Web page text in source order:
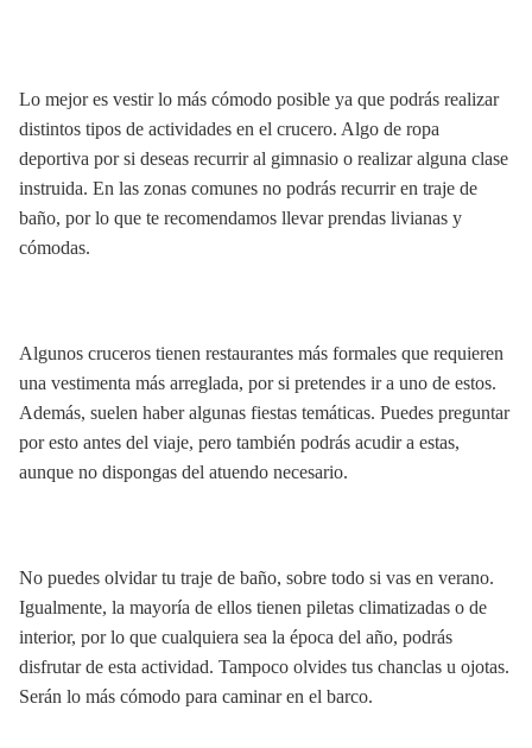
Lo mejor es vestir lo más cómodo posible ya que podrás realizar
distintos tipos de actividades en el crucero. Algo de ropa
deportiva por si deseas recurrir al gimnasio o realizar alguna clase
instruida. En las zonas comunes no podrás recurrir en traje de
baño, por lo que te recomendamos llevar prendas livianas y
cómodas.
Algunos cruceros tienen restaurantes más formales que requieren
una vestimenta más arreglada, por si pretendes ir a uno de estos.
Además, suelen haber algunas fiestas temáticas. Puedes preguntar
por esto antes del viaje, pero también podrás acudir a estas,
aunque no dispongas del atuendo necesario.
No puedes olvidar tu traje de baño, sobre todo si vas en verano.
Igualmente, la mayoría de ellos tienen piletas climatizadas o de
interior, por lo que cualquiera sea la época del año, podrás
disfrutar de esta actividad. Tampoco olvides tus chanclas u ojotas.
Serán lo más cómodo para caminar en el barco.